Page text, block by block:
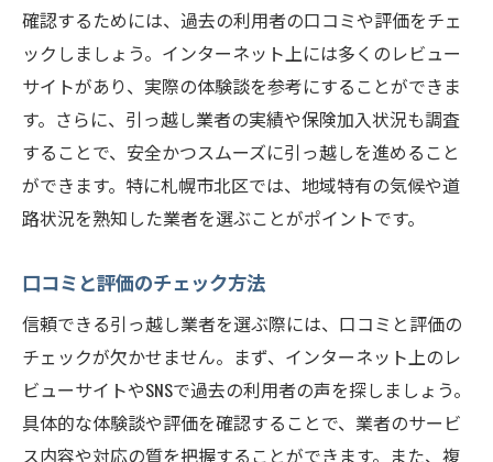
確認するためには、過去の利用者の口コミや評価をチェ
ックしましょう。インターネット上には多くのレビュー
サイトがあり、実際の体験談を参考にすることができま
す。さらに、引っ越し業者の実績や保険加入状況も調査
することで、安全かつスムーズに引っ越しを進めること
ができます。特に札幌市北区では、地域特有の気候や道
路状況を熟知した業者を選ぶことがポイントです。
口コミと評価のチェック方法
信頼できる引っ越し業者を選ぶ際には、口コミと評価の
チェックが欠かせません。まず、インターネット上のレ
ビューサイトやSNSで過去の利用者の声を探しましょう。
具体的な体験談や評価を確認することで、業者のサービ
ス内容や対応の質を把握することができます。また、複